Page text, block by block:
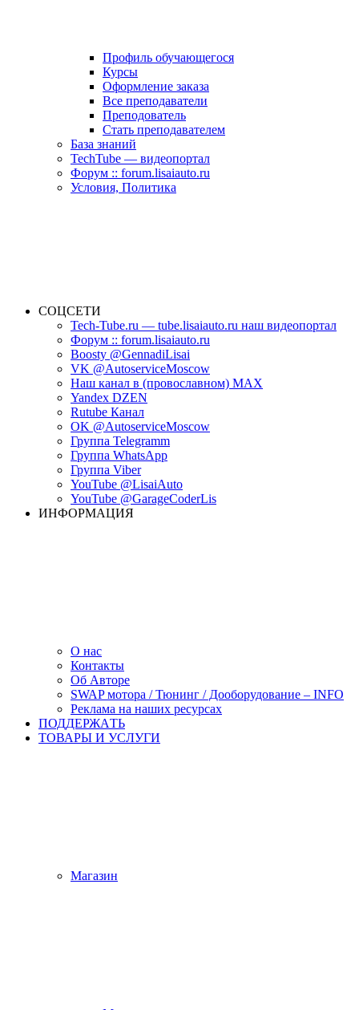
Профиль обучающегося
Курсы
Оформление заказа
Все преподаватели
Преподователь
Стать преподавателем
База знаний
TechTube — видеопортал
Форум :: forum.lisaiauto.ru
Условия, Политика
СОЦСЕТИ
Tech-Tube.ru — tube.lisaiauto.ru наш видеопортал
Форум :: forum.lisaiauto.ru
Boosty @GennadiLisai
VK @AutoserviceMoscow
Наш канал в (провославном) MAX
Yandex DZEN
Rutube Канал
OK @AutoserviceMoscow
Группа Telegramm
Группа WhatsApp
Группа Viber
YouTube @LisaiAuto
YouTube @GarageCoderLis
ИНФОРМАЦИЯ
О нас
Контакты
Об Авторе
SWAP мотора / Тюнинг / Дооборудование – INFO
Реклама на наших ресурсах
ПОДДЕРЖАTЬ
ТОВАРЫ И УСЛУГИ
Магазин